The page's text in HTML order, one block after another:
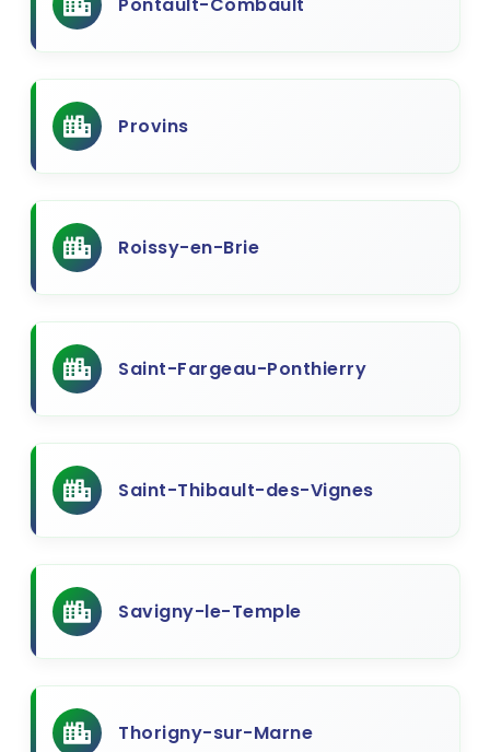
Provins
Roissy-en-Brie
Saint-Fargeau-Ponthierry
Saint-Thibault-des-Vignes
Savigny-le-Temple
Thorigny-sur-Marne